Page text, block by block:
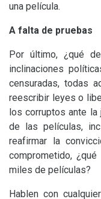
una película.
A falta de pruebas
Por último, ¿qué
inclinaciones
censuradas, todas
reescribir leyes o
los corruptos ante la
de las películas,
reafirmar la
comprometido,
miles de películas?
Hablen con